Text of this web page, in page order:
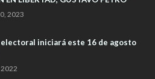
2023
electoral iniciará este 16 de agosto